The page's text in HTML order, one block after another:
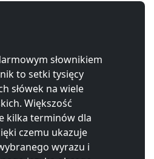
słownikiem
to setki tysięcy
słówek na wiele
Większość
kilka terminów dla
czemu ukazuje
wyrazu i